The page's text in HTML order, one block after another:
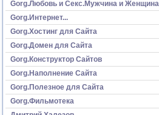
Gorg.Любовь и Секс.Мужчина и Женщина
Gorg.Интернет...
Gorg.Хостинг для Сайта
Gorg.Домен для Сайта
Gorg.Конструктор Сайтов
Gorg.Наполнение Сайта
Gorg.Полезное для Сайта
Gorg.Фильмотека